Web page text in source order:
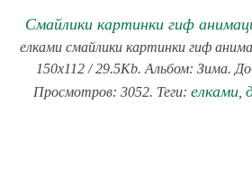
Смайлики картинки гиф
елками смайлики картинки гиф
150x112 / 29.5Kb. Альбом: Зима.
Просмотров: 3052. Теги: елками,